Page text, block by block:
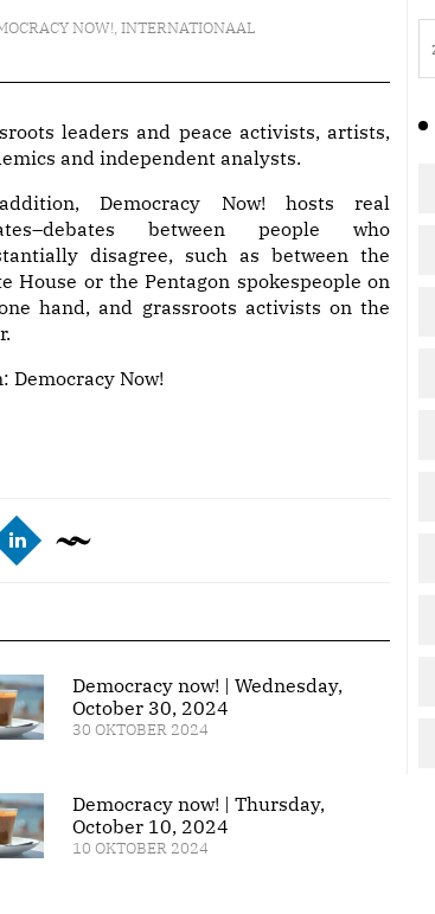
NOW!, INTERNATIONAAL
leaders and peace activists, artists,
and independent analysts.
Democracy Now! hosts real
between people who
disagree, such as between the
House or the Pentagon spokespeople on
hand, and grassroots activists on the
Democracy Now!
Democracy now! | Wednesday,
October 30, 2024
30 OKTOBER 2024
Democracy now! | Thursday,
October 10, 2024
10 OKTOBER 2024